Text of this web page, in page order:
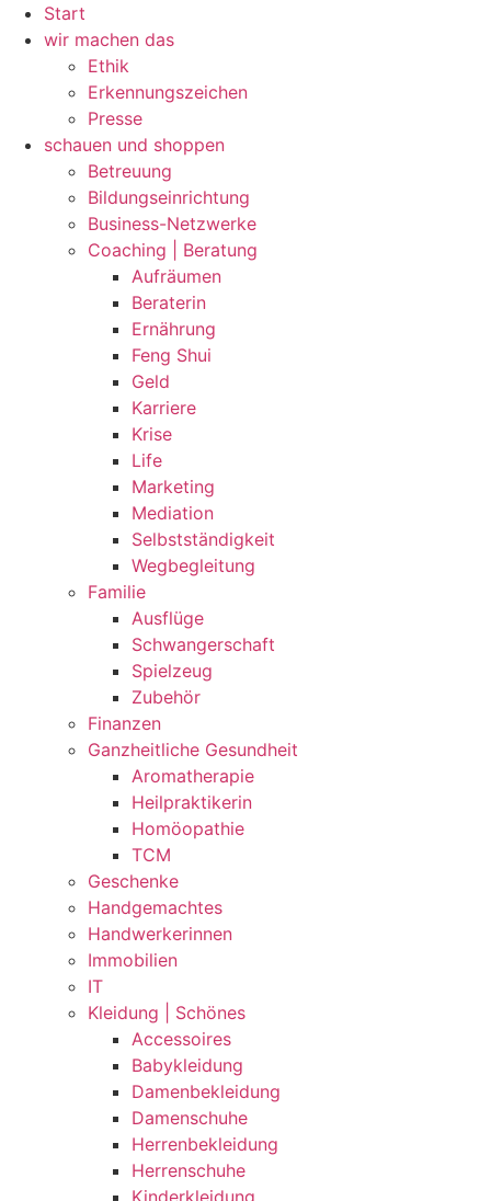
Zum
Inhalt
wechseln
Start
wir machen das
Ethik
Erkennungszeichen
Presse
schauen und shoppen
Betreuung
Bildungseinrichtung
Business-Netzwerke
Coaching | Beratung
Aufräumen
Beraterin
Ernährung
Feng Shui
Geld
Karriere
Krise
Life
Marketing
Mediation
Selbstständigkeit
Wegbegleitung
Familie
Ausflüge
Schwangerschaft
Spielzeug
Zubehör
Finanzen
Ganzheitliche Gesundheit
Aromatherapie
Heilpraktikerin
Homöopathie
TCM
Geschenke
Handgemachtes
Handwerkerinnen
Immobilien
IT
Kleidung | Schönes
Accessoires
Babykleidung
Damenbekleidung
Damenschuhe
Herrenbekleidung
Herrenschuhe
Kinderkleidung